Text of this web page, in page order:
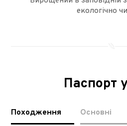
екологічно
Паспорт
Походження Основні